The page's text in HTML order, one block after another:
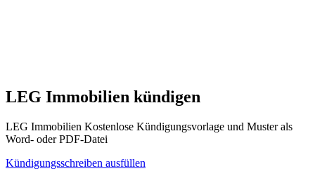
LEG Immobilien kündigen
LEG Immobilien Kostenlose Kündigungsvorlage und Muster als
Word- oder PDF-Datei
Kündigungsschreiben ausfüllen